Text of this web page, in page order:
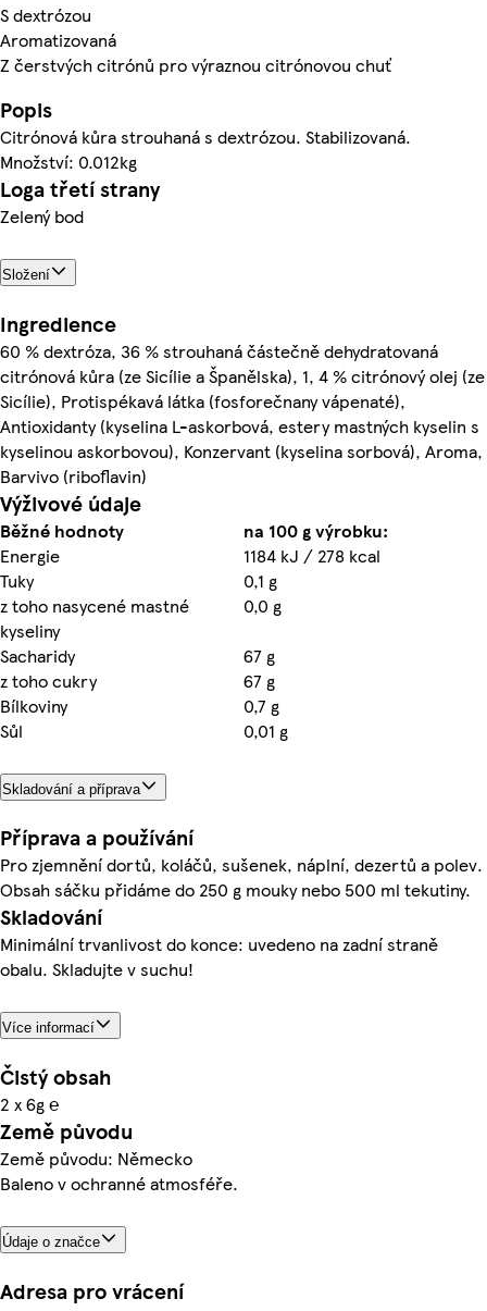
S dextrózou
Aromatizovaná
Z čerstvých citrónů pro výraznou citrónovou chuť
Popis
Citrónová kůra strouhaná s dextrózou. Stabilizovaná.
Množství: 0.012kg
Loga třetí strany
Zelený bod
Složení
Ingredience
60 % dextróza, 36 % strouhaná částečně dehydratovaná
citrónová kůra (ze Sicílie a Španělska), 1, 4 % citrónový olej (ze
Sicílie), Protispékavá látka (fosforečnany vápenaté),
Antioxidanty (kyselina L-askorbová, estery mastných kyselin s
kyselinou askorbovou), Konzervant (kyselina sorbová), Aroma,
Barvivo (riboflavin)
Výživové údaje
Běžné hodnoty
na 100 g výrobku:
Energie
1184 kJ / 278 kcal
Tuky
0,1 g
z toho nasycené mastné
kyseliny
0,0 g
Sacharidy
67 g
z toho cukry
67 g
Bílkoviny
0,7 g
Sůl
0,01 g
Skladování a příprava
Příprava a používání
Pro zjemnění dortů, koláčů, sušenek, náplní, dezertů a polev.
Obsah sáčku přidáme do 250 g mouky nebo 500 ml tekutiny.
Skladování
Minimální trvanlivost do konce: uvedeno na zadní straně
obalu. Skladujte v suchu!
Více informací
Čistý obsah
2 x 6g ℮
Země původu
Země původu: Německo
Baleno v ochranné atmosféře.
Údaje o značce
Adresa pro vrácení